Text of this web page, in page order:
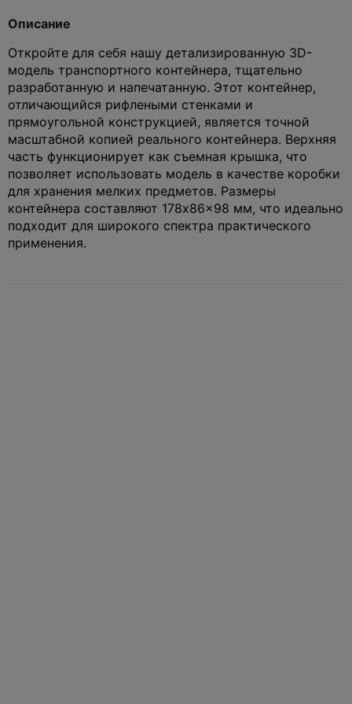
Описание
Откройте для себя нашу детализированную 3D-
модель транспортного контейнера, тщательно
разработанную и напечатанную. Этот контейнер,
отличающийся рифлеными стенками и
прямоугольной конструкцией, является точной
масштабной копией реального контейнера. Верхняя
часть функционирует как съемная крышка, что
позволяет использовать модель в качестве коробки
для хранения мелких предметов. Размеры
контейнера составляют 178x86x98 мм, что идеально
подходит для широкого спектра практического
применения.